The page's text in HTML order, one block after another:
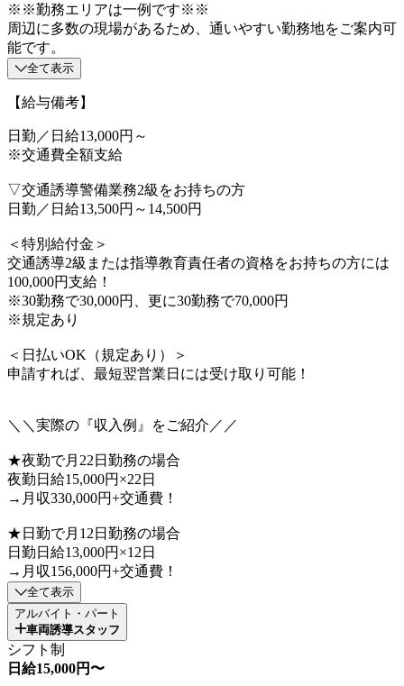
※※勤務エリアは一例です※※
周辺に多数の現場があるため、通いやすい勤務地をご案内可
能です。
全て表示
【給与備考】
日勤／日給13,000円～
※交通費全額支給
▽交通誘導警備業務2級をお持ちの方
日勤／日給13,500円～14,500円
＜特別給付金＞
交通誘導2級または指導教育責任者の資格をお持ちの方には
100,000円支給！
※30勤務で30,000円、更に30勤務で70,000円
※規定あり
＜日払いOK（規定あり）＞
申請すれば、最短翌営業日には受け取り可能！
＼＼実際の『収入例』をご紹介／／
★夜勤で月22日勤務の場合
夜勤日給15,000円×22日
→月収330,000円+交通費！
★日勤で月12日勤務の場合
日勤日給13,000円×12日
→月収156,000円+交通費！
全て表示
アルバイト・パート
車両誘導スタッフ
シフト制
日給15,000円〜